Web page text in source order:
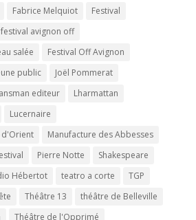
Fabrice Melquiot
Festival
festival avignon off
salée
Festival Off Avignon
public
Joël Pommerat
editeur
Lharmattan
Lucernaire
d'Orient
Manufacture des Abbesses
Pierre Notte
Shakespeare
Hébertot teatro a corte
TGP
Théâtre 13
théâtre de Belleville
Théâtre de l'Opprimé